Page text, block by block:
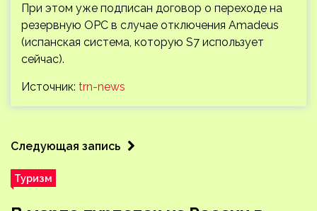
При этом уже подписан договор о переходе на
резервную ОРС в случае отключения Amadeus
(испанская система, которую S7 использует
сейчас).
Источник: trn-news
Следующая запись
Туризм